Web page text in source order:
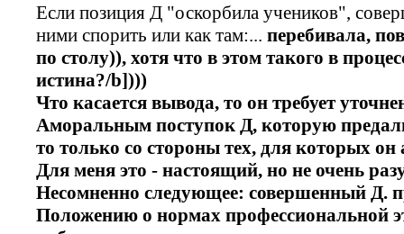
Если позиция Д "оскорбила учеников",
ними спорить или как там:... перебивала,
по столу)), хотя что в этом такого в
истина?/b])))
Что касается вывода, то он требует
Аморальным поступок Д, которую
то только со стороны тех, для которых он
Для меня это - настоящий, но не очень
Несомненно следующее: совершенный Д.
Положению о нормах профессиональной